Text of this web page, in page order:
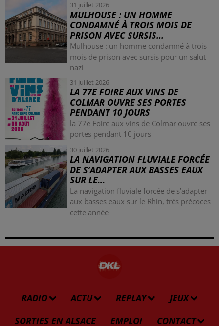
31 juillet 2026
MULHOUSE : UN HOMME
CONDAMNÉ À TROIS MOIS DE
PRISON AVEC SURSIS...
Mulhouse : un homme condamné à trois
mois de prison avec sursis pour un salut
nazi
31 juillet 2026
LA 77E FOIRE AUX VINS DE
COLMAR OUVRE SES PORTES
PENDANT 10 JOURS
la 77e Foire aux vins de Colmar ouvre ses
portes pendant 10 jours
30 juillet 2026
LA NAVIGATION FLUVIALE FORCÉE
DE S’ADAPTER AUX BASSES EAUX
SUR LE...
La navigation fluviale forcée de s’adapter
aux basses eaux sur le Rhin, très précoces
cette année
RADIO ACTU REPLAY
JEUX
SORTIES EN ALSACE
EMPLOI CONTACT